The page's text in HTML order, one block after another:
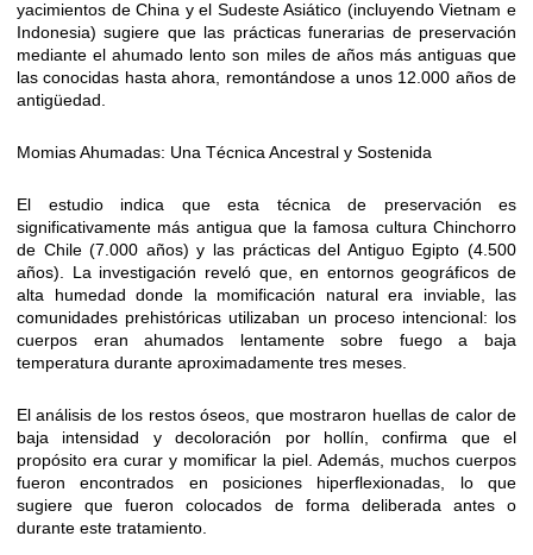
yacimientos de China y el Sudeste Asiático (incluyendo Vietnam e
Indonesia) sugiere que las prácticas funerarias de preservación
mediante el ahumado lento son miles de años más antiguas que
las conocidas hasta ahora, remontándose a unos 12.000 años de
antigüedad.
Momias Ahumadas: Una Técnica Ancestral y Sostenida
El estudio indica que esta técnica de preservación es
significativamente más antigua que la famosa cultura Chinchorro
de Chile (7.000 años) y las prácticas del Antiguo Egipto (4.500
años). La investigación reveló que, en entornos geográficos de
alta humedad donde la momificación natural era inviable, las
comunidades prehistóricas utilizaban un proceso intencional: los
cuerpos eran ahumados lentamente sobre fuego a baja
temperatura durante aproximadamente tres meses.
El análisis de los restos óseos, que mostraron huellas de calor de
baja intensidad y decoloración por hollín, confirma que el
propósito era curar y momificar la piel. Además, muchos cuerpos
fueron encontrados en posiciones hiperflexionadas, lo que
sugiere que fueron colocados de forma deliberada antes o
durante este tratamiento.